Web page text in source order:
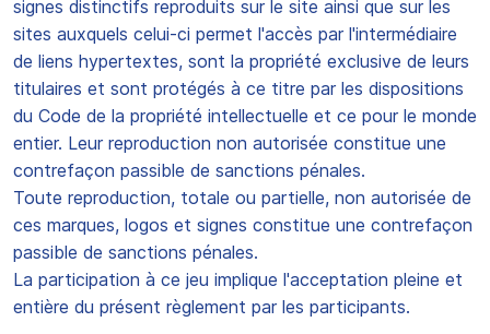
signes distinctifs reproduits sur le site ainsi que sur les
sites auxquels celui-ci permet l'accès par l'intermédiaire
de liens hypertextes, sont la propriété exclusive de leurs
titulaires et sont protégés à ce titre par les dispositions
du Code de la propriété intellectuelle et ce pour le monde
entier. Leur reproduction non autorisée constitue une
contrefaçon passible de sanctions pénales.
Toute reproduction, totale ou partielle, non autorisée de
ces marques, logos et signes constitue une contrefaçon
passible de sanctions pénales.
La participation à ce jeu implique l'acceptation pleine et
entière du présent règlement par les participants.